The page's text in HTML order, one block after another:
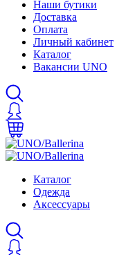
Наши бутики
Доставка
Оплата
Личный кабинет
Каталог
Вакансии UNO
Каталог
Одежда
Аксессуары